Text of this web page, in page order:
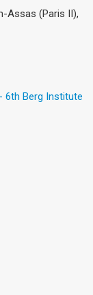
Assas (Paris II),
6th Berg Institute